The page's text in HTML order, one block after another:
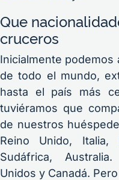
Que
cruceros
Inicialmente
de todo el mundo,
hasta el país más
tuviéramos que
de nuestros
Reino Unido, Italia,
Sudáfrica,
Unidos y Canadá.